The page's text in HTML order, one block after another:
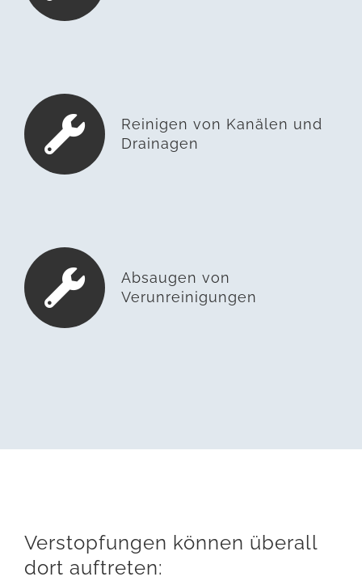
Reinigen von Kanälen und
Drainagen
Absaugen von
Verunreinigungen
Verstopfungen können überall
dort auftreten: